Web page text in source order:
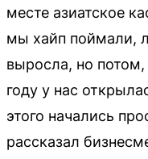
месте азиатское
мы хайп поймали,
выросла, но
году у нас
этого начались
рассказал